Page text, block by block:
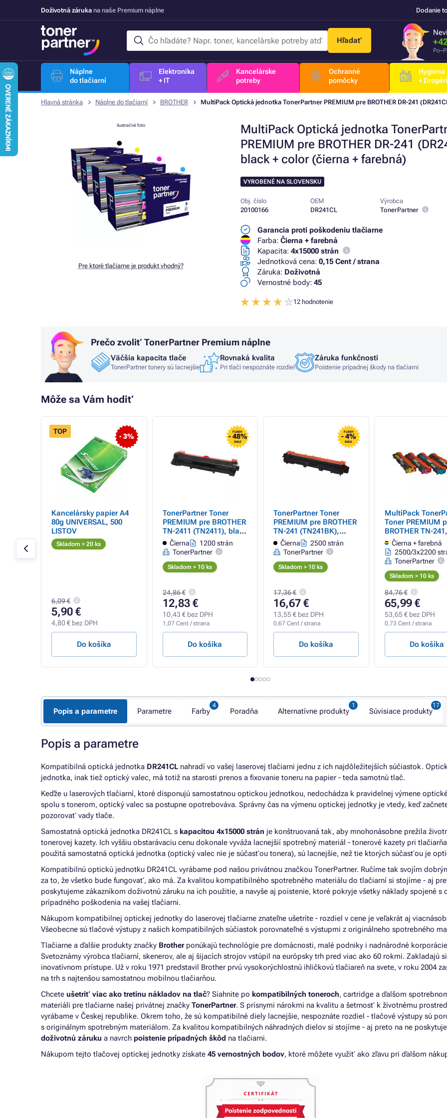
Doživotná záruka na naše Premium náplne Dodanie
Hľadať
Náplne
do tlačiarní
Elektronika
+ IT
Kancelárske
potreby
Ochranné
pomôcky
Hygiena
+
Hlavná stránka Náplne do tlačiarní BROTHER MultiPack Optická jednotka TonerPartner PREMIUM pre BROTHER DR-241
MultiPack Optická jednotka
PREMIUM pre BROTHER DR-241
black + color (čierna + farebná)
ilustračné foto
Pre ktoré tlačiarne je produkt vhodný?
VYROBENÉ NA SLOVENSKU
Obj. číslo
20100166
OEM
DR241CL
Výrobca
TonerPartner
Garancia proti poškodeniu tlačiarne
Farba: Čierna + farebná
Kapacita: 4x15000 strán
Jednotková cena: 0,15 Cent / strana
Záruka: Doživotná
Vernostné body: 45
12 hodnotenie
Prečo zvoliť TonerPartner Premium náplne
Väčšia kapacita tlače
TonerPartner tonery sú lacnejšie
Rovnaká kvalita
Pri tlači nespoznáte rozdiel
Záruka funkčnosti
Poistenie prípadnej škody na tlačiarni
Môže sa Vám hodiť
- 3%
TOP
Kancelársky papier A4
80g UNIVERSAL, 500
LISTOV
Skladom > 20 ks
6,09 €
5,90 €
4,80 € bez DPH
Do košíka
FLASH
- 48%
SALE
TonerPartner Toner
PREMIUM pre BROTHER
TN-2411 (TN2411), black
(čierny)
Čierna
1200 strán
TonerPartner
Skladom > 10 ks
24,86 €
12,83 €
10,43 € bez DPH
1,07 Cent / strana
Do košíka
FLASH
- 4%
SALE
TonerPartner Toner
PREMIUM pre BROTHER
TN-241 (TN241BK),
black (čierny)
Čierna
2500 strán
TonerPartner
Skladom > 10 ks
17,36 €
16,67 €
13,55 € bez DPH
0,67 Cent / strana
Do košíka
MultiPack
Toner PREMIUM
BROTHER TN-
245 (TN241BK,
TN245M,TN245Y),
+ color (čierny +
Čierna + farebná
2500/3x2200
TonerPartner
Skladom > 10 ks
84,76 €
65,99 €
53,65 € bez DPH
0,73 Cent / strana
Do košíka
Popis a parametre Parametre Farby Poradňa Alternatívne produkty Súvisiace produkty
Popis a parametre
Kompatibilná optická jednotka DR241CL nahradí vo vašej laserovej tlačiarni jednu z ich najdôležitejších súčiastok.
jednotka, inak tiež optický valec, má totiž na starosti prenos a fixovanie toneru na papier - teda samotnú tlač.
Keďže u laserových tlačiarní, ktoré disponujú samostatnou optickou jednotkou, nedochádza k pravidelnej výmene
spolu s tonerom, optický valec sa postupne opotrebováva. Správny čas na výmenu optickej jednotky je vtedy, keď
pozorovať vady tlače.
Samostatná optická jednotka DR241CL s kapacitou 4x15000 strán je konštruovaná tak, aby mnohonásobne prežila
tonerovej kazety. Ich vyššiu obstarávaciu cenu dokonale vyváža lacnejšií spotrebný materiál - tonerové kazety pri
použitá samostatná optická jednotka (optický valec nie je súčasťou tonera), sú lacnejšie, než tie ktorých súčasťou je
Kompatibilnú optickú jednotku DR241CL vyrábame pod našou privátnou značkou TonerPartner. Ručíme tak svojím
za to, že všetko bude fungovať, ako má. Za kvalitou kompatibilného spotrebného materiálu do tlačiarní si stojíme - aj
poskytujeme zákazníkom doživotnú záruku na ich použitie, a navyše aj poistenie, ktoré pokryje všetky náklady spojené s
prípadného poškodenia na vašej tlačiarni.
Nákupom kompatibilnej optickej jednotky do laserovej tlačiarne znateľne ušetríte - rozdiel v cene je veľakrát aj
Všeobecne sú tlačové výstupy z našich kompatibilných súčiastok porovnateľné s výstupmi z originálneho spotrebného
Tlačiarne a ďalšie produkty značky Brotherponúkajú technológie pre domácnosti, malé podniky i nadnárodné
Svetoznámy výrobca tlačiarní, skenerov, ale aj šijacích strojov vstúpil na európsky trh pred viac ako 60 rokmi. Zakladajú
inovatívnom prístupe. Už v roku 1971 predstavil Brother prvú vysokorýchlostnú ihličkovú tlačiareň na svete, v roku 2004
na trh s najtenšou samostatnou mobilnou tlačiarňou.
Chcete ušetriť viac ako tretinu nákladov na tlač? Siahnite po kompatibilných toneroch, cartridge a ďalšom
materiáli pre tlačiarne našej privátnej značky TonerPartner. S prísnymi nárokmi na kvalitu a šetrnosť k životnému
vyrábame v Českej republike. Okrem toho, že sú kompatibilné diely lacnejšie, nespoznáte rozdiel - tlačové výstupy sú
s originálnym spotrebným materiálom. Za kvalitou kompatibilných náhradných dielov si stojíme - aj preto na ne
doživotnú záruku a navrch poistenie prípadných škôd na tlačiarni.
Nákupom tejto tlačovej optickej jednotky získate 45 vernostných bodov, ktoré môžete využiť ako zľavu pri ďalšom